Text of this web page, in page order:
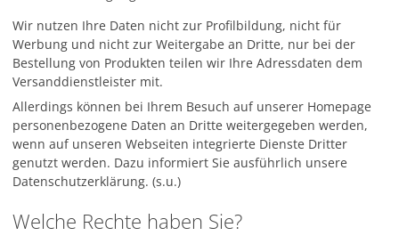
Wir nutzen Ihre Daten nicht zur Profilbildung, nicht für
Werbung und nicht zur Weitergabe an Dritte, nur bei der
Bestellung von Produkten teilen wir Ihre Adressdaten dem
Versanddienstleister mit.
Allerdings können bei Ihrem Besuch auf unserer Homepage
personenbezogene Daten an Dritte weitergegeben werden,
wenn auf unseren Webseiten integrierte Dienste Dritter
genutzt werden. Dazu informiert Sie ausführlich unsere
Datenschutzerklärung. (s.u.)
Welche Rechte haben Sie?